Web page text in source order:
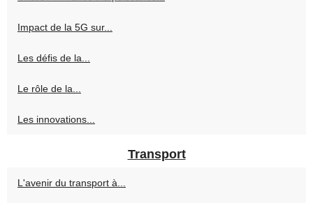
Impact de la 5G sur...
Les défis de la...
Le rôle de la...
Les innovations...
Transport
L'avenir du transport à...